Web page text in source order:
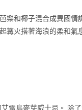
樂和椰子混合成異國情
篝火搭著海浪的柔和氣
雷島麥芽威士忌。 除